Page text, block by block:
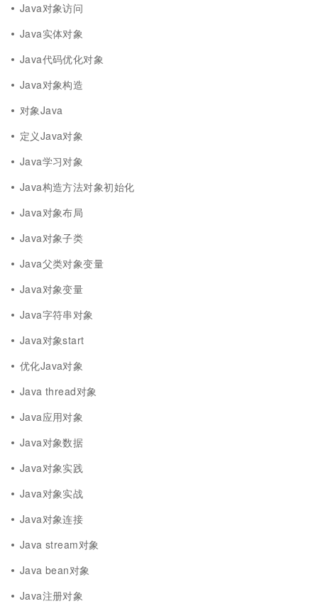
Java对象访问
Java实体对象
Java代码优化对象
Java对象构造
对象Java
定义Java对象
Java学习对象
Java构造方法对象初始化
Java对象布局
Java对象子类
Java父类对象变量
Java对象变量
Java字符串对象
Java对象start
优化Java对象
Java thread对象
Java应用对象
Java对象数据
Java对象实践
Java对象实战
Java对象连接
Java stream对象
Java bean对象
Java注册对象